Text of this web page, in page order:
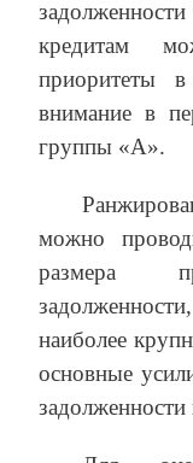
кредитам
приоритеты в
внимание в
группы «А».
можно
размера
наиболее
основные
задолженности